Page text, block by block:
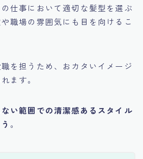
仕事において適切な髪型を選ぶ
職場の雰囲気にも目を向けるこ
を担うため、おカタいイメージ
ます。
い範囲での清潔感あるスタイル
。